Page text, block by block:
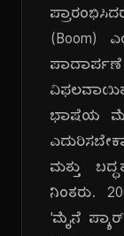
(Boom)
ಭಾಷೆಯ
ಮತ್ತು
ನಿಂತರು.
'ಮೈನೆ